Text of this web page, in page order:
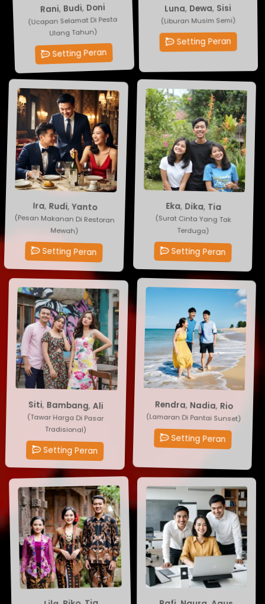
Rani, Budi, Doni
(Ucapan Selamat Di Pesta
Ulang Tahun)
Setting Peran
Luna,Dewa,Sisi
(Liburan Musim Semi)
Setting Peran
Ira, Rudi, Yanto
(Pesan Makanan Di Restoran
Mewah)
Setting Peran
Eka, Dika, Tia
(Surat Cinta Yang Tak
Terduga)
Setting Peran
Siti, Bambang, Ali
(Tawar Harga Di Pasar
Tradisional)
Setting Peran
Rendra, Nadia, Rio
(Lamaran Di Pantai Sunset)
Setting Peran